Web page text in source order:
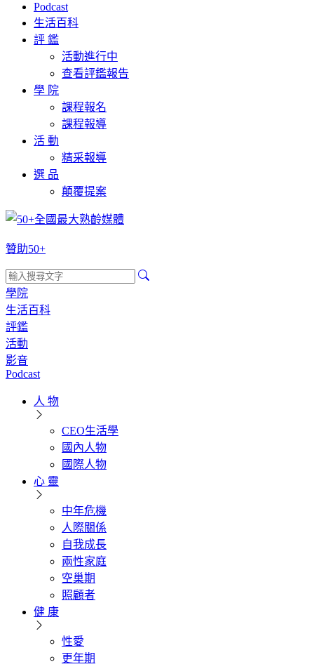
Podcast
生活百科
評 鑑
活動進行中
查看評鑑報告
學 院
課程報名
課程報導
活 動
精采報導
選 品
顛覆提案
贊助50+
學院
生活百科
評鑑
活動
影音
Podcast
人 物
CEO生活學
國內人物
國際人物
心 靈
中年危機
人際關係
自我成長
兩性家庭
空巢期
照顧者
健 康
性愛
更年期